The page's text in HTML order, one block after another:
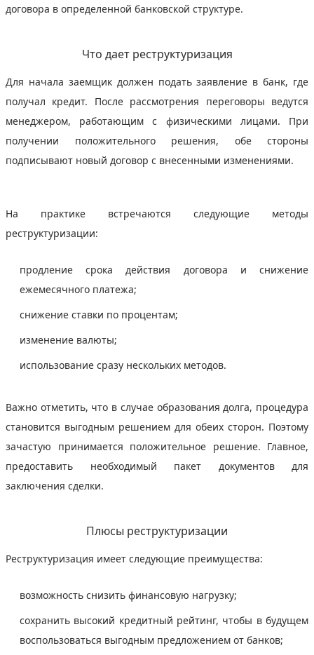
договора в определенной банковской структуре.
Что дает реструктуризация
Для начала заемщик должен подать заявление в банк, где
получал кредит. После рассмотрения переговоры ведутся
менеджером, работающим с физическими лицами. При
получении положительного решения, обе стороны
подписывают новый договор с внесенными изменениями.
На практике встречаются следующие методы
реструктуризации:
продление срока действия договора и снижение
ежемесячного платежа;
снижение ставки по процентам;
изменение валюты;
использование сразу нескольких методов.
Важно отметить, что в случае образования долга, процедура
становится выгодным решением для обеих сторон. Поэтому
зачастую принимается положительное решение. Главное,
предоставить необходимый пакет документов для
заключения сделки.
Плюсы реструктуризации
Реструктуризация имеет следующие преимущества:
возможность снизить финансовую нагрузку;
сохранить высокий кредитный рейтинг, чтобы в будущем
воспользоваться выгодным предложением от банков;